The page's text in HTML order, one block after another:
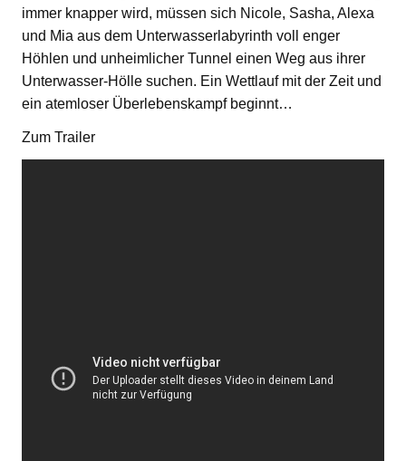
immer knapper wird, müssen sich Nicole, Sasha, Alexa
und Mia aus dem Unterwasserlabyrinth voll enger
Höhlen und unheimlicher Tunnel einen Weg aus ihrer
Unterwasser-Hölle suchen. Ein Wettlauf mit der Zeit und
ein atemloser Überlebenskampf beginnt…
Zum Trailer